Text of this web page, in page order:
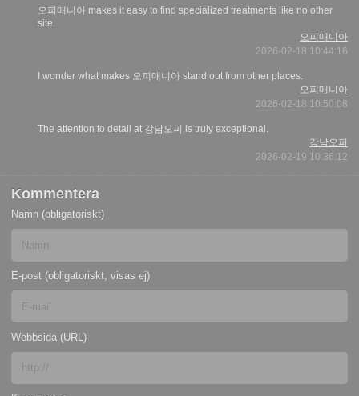
오피매니아 makes it easy to find specialized treatments like no other
site.
오피매니아
2026-02-18 10:44:16
I wonder what makes 오피매니아 stand out from other places.
오피매니아
2026-02-18 10:50:08
The attention to detail at 강남오피 is truly exceptional.
강남오피
2026-02-19 10:36:12
Kommentera
Namn (obligatoriskt)
E-post (obligatoriskt, visas ej)
Webbsida (URL)